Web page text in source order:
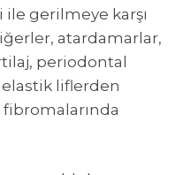
gerilmeye karşı
atardamarlar,
periodontal
liflerden